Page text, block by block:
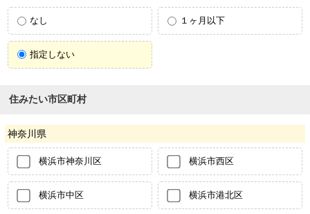
なし １ヶ月以下
指定しない
住みたい市区町村
神奈川県
横浜市神奈川区 横浜市西区
横浜市中区 横浜市港北区